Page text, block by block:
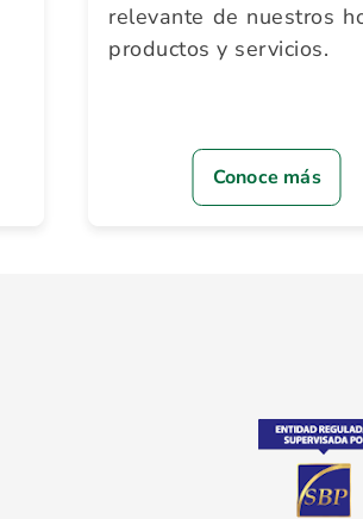
relevante de nuestros
productos y servicios.
Conoce más